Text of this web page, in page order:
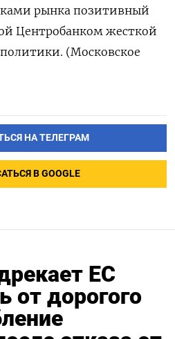
рынка позитивный
Центробанком жесткой
(Московское
НА ТЕЛЕГРАМ
В GOOGLE
ЕС
от дорогого